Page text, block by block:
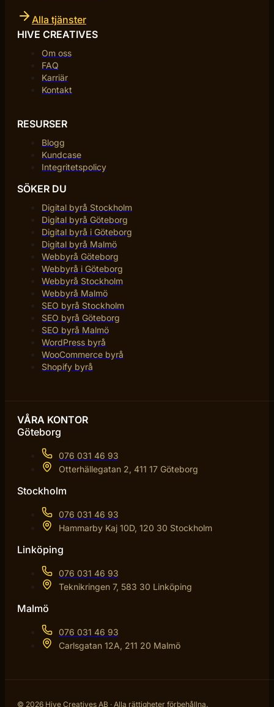
Alla tjänster
HIVE CREATIVES
Om oss
FAQ
Karriär
Kontakt
RESURSER
Blogg
Kundcase
Integritetspolicy
SÖKER DU
Digital byrå Stockholm
Digital byrå Göteborg
Digital byrå i Göteborg
Digital byrå Malmö
Webbyrå Göteborg
Webbyrå i Göteborg
Webbyrå Stockholm
Webbyrå Malmö
SEO byrå Stockholm
SEO byrå Göteborg
SEO byrå Malmö
WordPress byrå
WooCommerce byrå
Shopify byrå
VÅRA KONTOR
Göteborg
076 031 46 93
Otterhällegatan 2, 411 17 Göteborg
Stockholm
076 031 46 93
Hammarby Kaj 10D, 120 30 Stockholm
Linköping
076 031 46 93
Teknikringen 7, 583 30 Linköping
Malmö
076 031 46 93
Carlsgatan 12A, 211 20 Malmö
© 2026 Hive Creatives AB · Alla rättigheter förbehållna.